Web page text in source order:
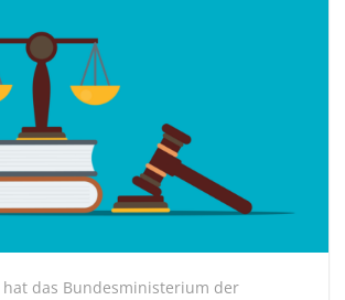
hat das Bundesministerium der